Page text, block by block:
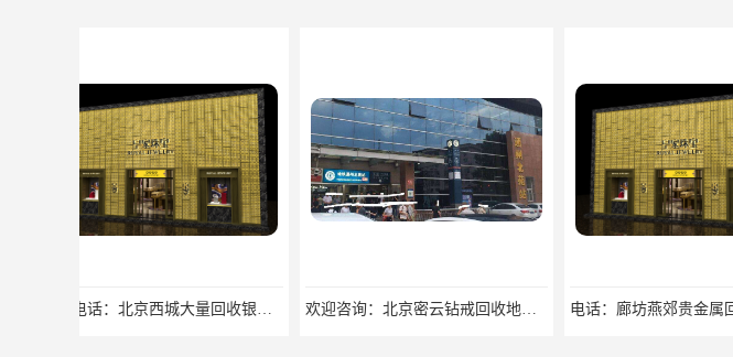
欢迎咨询：北京密云钻戒回收地址欢迎来电咨询 电话：廊坊燕郊贵金属回收提炼公司回收找哪家